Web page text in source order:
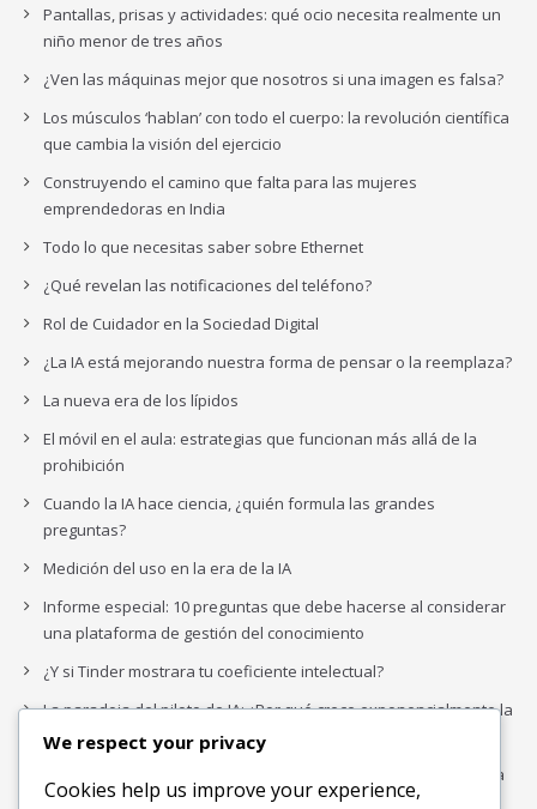
Pantallas, prisas y actividades: qué ocio necesita realmente un
niño menor de tres años
¿Ven las máquinas mejor que nosotros si una imagen es falsa?
Los músculos ‘hablan’ con todo el cuerpo: la revolución científica
que cambia la visión del ejercicio
Construyendo el camino que falta para las mujeres
emprendedoras en India
Todo lo que necesitas saber sobre Ethernet
¿Qué revelan las notificaciones del teléfono?
Rol de Cuidador en la Sociedad Digital
¿La IA está mejorando nuestra forma de pensar o la reemplaza?
La nueva era de los lípidos
El móvil en el aula: estrategias que funcionan más allá de la
prohibición
Cuando la IA hace ciencia, ¿quién formula las grandes
preguntas?
Medición del uso en la era de la IA
Informe especial: 10 preguntas que debe hacerse al considerar
una plataforma de gestión del conocimiento
¿Y si Tinder mostrara tu coeficiente intelectual?
La paradoja del piloto de IA: ¿Por qué crece exponencialmente la
complejidad de la IA empresarial?
Los organigramas de marketing se crearon para los canales. La
IA acaba de dejarlos obsoletos.
We respect your privacy
Cookies help us improve your experience,